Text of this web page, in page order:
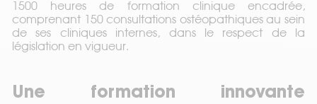
1500 heures de formation clinique encadrée,
comprenant 150 consultations ostéopathiques au sein
de ses cliniques internes, dans le respect de la
législation en vigueur.
Une formation innovante